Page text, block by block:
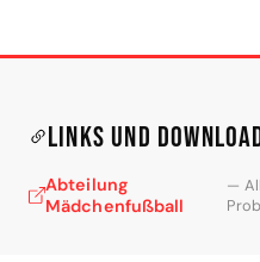
Links und
Abteilung
Mädchenfußball
—